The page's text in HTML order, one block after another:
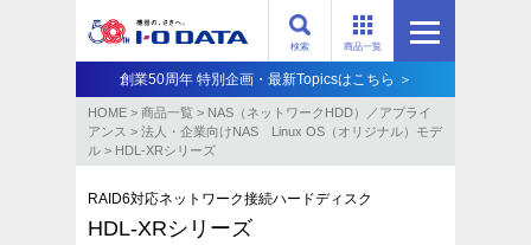
商品一覧
検索
創業50周年 特別企画・最新Topicsはこちら ＞
HOME > 商品一覧 > NAS（ネットワークHDD）／アプライ
アンス​ > 法人・企業向けNAS Linux OS（オリジナル）モデ
ル > HDL-XRシリーズ
RAID6対応ネットワーク接続ハードディスク
HDL-XRシリーズ